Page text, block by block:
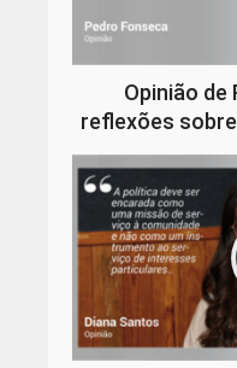
Opinião de
reflexões